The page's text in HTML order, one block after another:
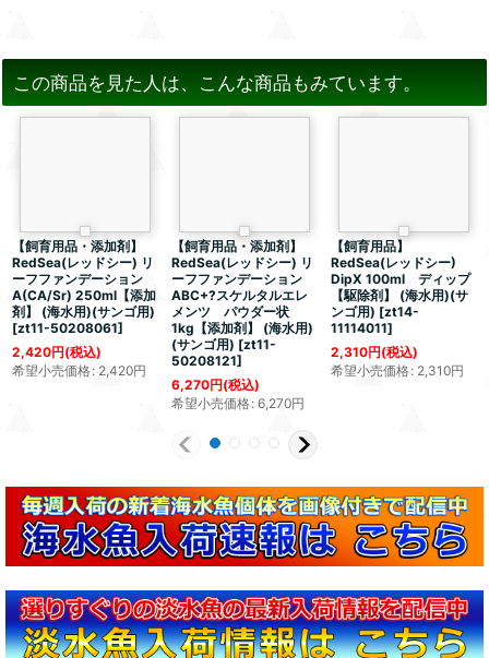
この商品を見た人は、こんな商品もみています。
【飼育用品・添加剤】
RedSea(レッドシー) リ
ーフファンデーション
A(CA/Sr) 250ml【添加
剤】 (海水用)(サンゴ用)
[zt11-50208061]
2,420円(税込)
希望小売価格: 2,420円
【飼育用品・添加剤】
RedSea(レッドシー) リ
ーフファンデーション
ABC+?スケルタルエレ
メンツ パウダー状
1kg【添加剤】 (海水用)
(サンゴ用) [zt11-
50208121]
6,270円(税込)
希望小売価格: 6,270円
【飼育用品】
RedSea(レッドシー)
DipX 100ml ディップ
【駆除剤】 (海水用)(サ
ンゴ用) [zt14-
11114011]
2,310円(税込)
希望小売価格: 2,310円